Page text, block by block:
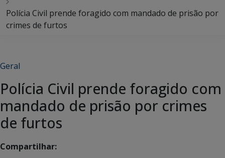
Polícia Civil prende foragido com mandado de prisão por
crimes de furtos
Geral
Polícia Civil prende foragido com
mandado de prisão por crimes
de furtos
Compartilhar: